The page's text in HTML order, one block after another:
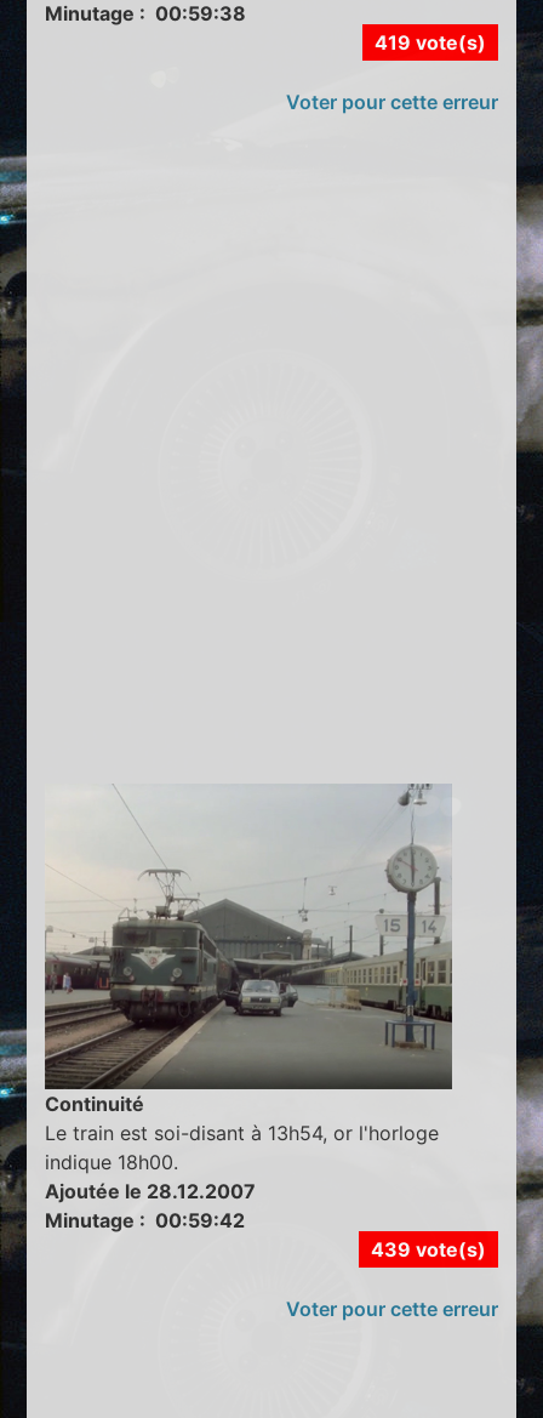
Minutage : 00:59:38
419 vote(s)
Voter pour cette erreur
Continuité
Le train est soi-disant à 13h54, or l'horloge
indique 18h00.
Ajoutée le 28.12.2007
Minutage : 00:59:42
439 vote(s)
Voter pour cette erreur